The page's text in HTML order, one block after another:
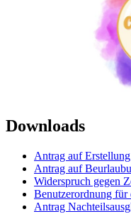
Downloads
Antrag auf
Antrag auf
Widerspruch gegen
Benutzerordnung für
Antrag